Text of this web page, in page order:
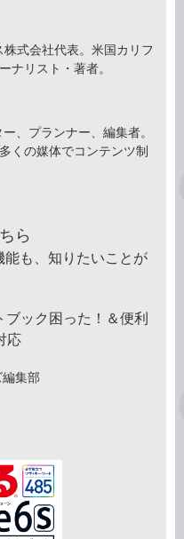
式会社代表。米国カリフ
ナリスト・著者。
、プランナー、編集者。
くの媒体でコンテンツ制
ら
も、知りたいことが
ック困った！＆便利
応
集部